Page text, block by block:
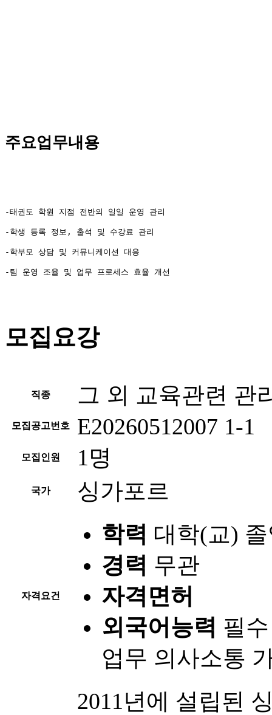
주요업무내용
-팀 운영 조율 및 업무 프로세스 효율 개선
모집요강
직종 그 외 교육관련 관
모집공고번호 E20260512007 1-1
모집인원 1명
국가 싱가포르
자격요건
학력 대학(교)
경력 무관
자격면허
외국어능력 필수
업무 의사소통
2011년에 설립된